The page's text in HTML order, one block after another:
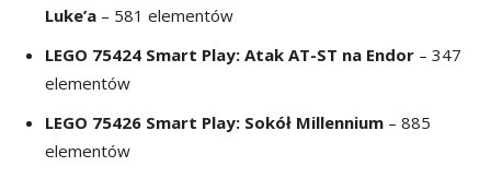
Luke’a – 581 elementów
LEGO 75424 Smart Play: Atak AT-ST na Endor – 347
elementów
LEGO 75426 Smart Play: Sokół Millennium – 885
elementów